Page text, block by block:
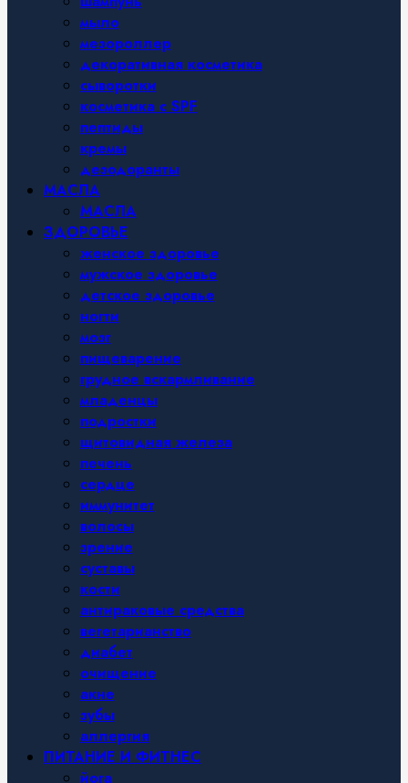
мыло
мезороллер
декоративная косметика
сыворотки
косметика с SPF
пептиды
кремы
дезодоранты
МАСЛА
МАСЛА
ЗДОРОВЬЕ
женское здоровье
мужское здоровье
детское здоровье
ногти
мозг
пищеварение
грудное вскармливание
младенцы
подростки
щитовидная железа
печень
сердце
иммунитет
волосы
зрение
суставы
кости
антираковые средства
вегетарианство
диабет
очищение
акне
зубы
аллергия
ПИТАНИЕ И ФИТНЕС
йога